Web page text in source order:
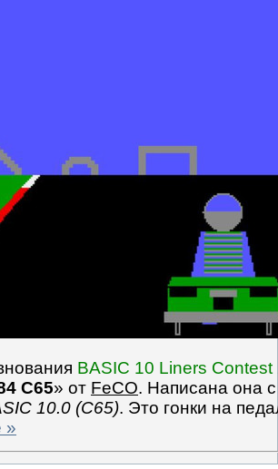
BASIC 10 Liners Contest
C65» от FeCO. Написана она
10.0 (C65). Это гонки на
»